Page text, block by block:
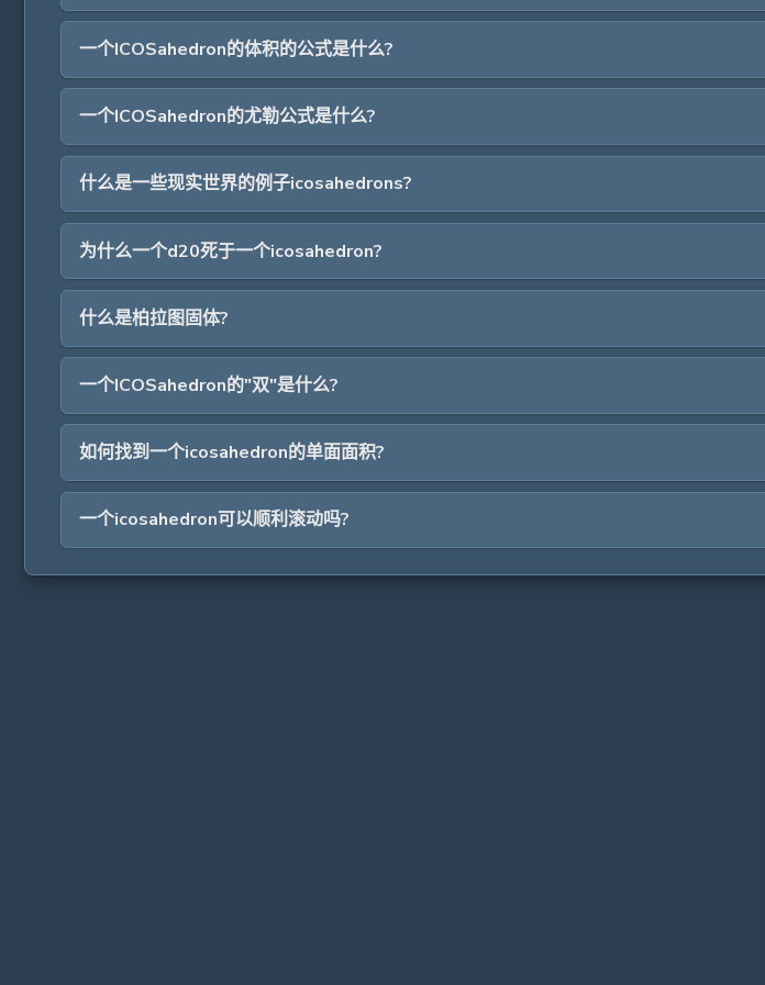
一个ICOSahedron的体积的公式是什么?
一个ICOSahedron的尤勒公式是什么?
什么是一些现实世界的例子icosahedrons?
为什么一个d20死于一个icosahedron?
什么是柏拉图固体?
一个ICOSahedron的"双"是什么?
如何找到一个icosahedron的单面面积?
一个icosahedron可以顺利滚动吗?